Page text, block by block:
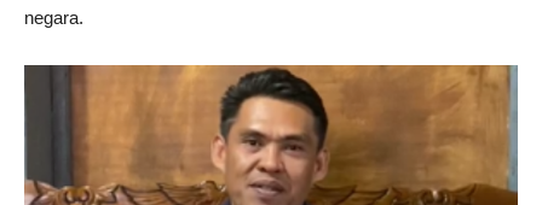
negara.